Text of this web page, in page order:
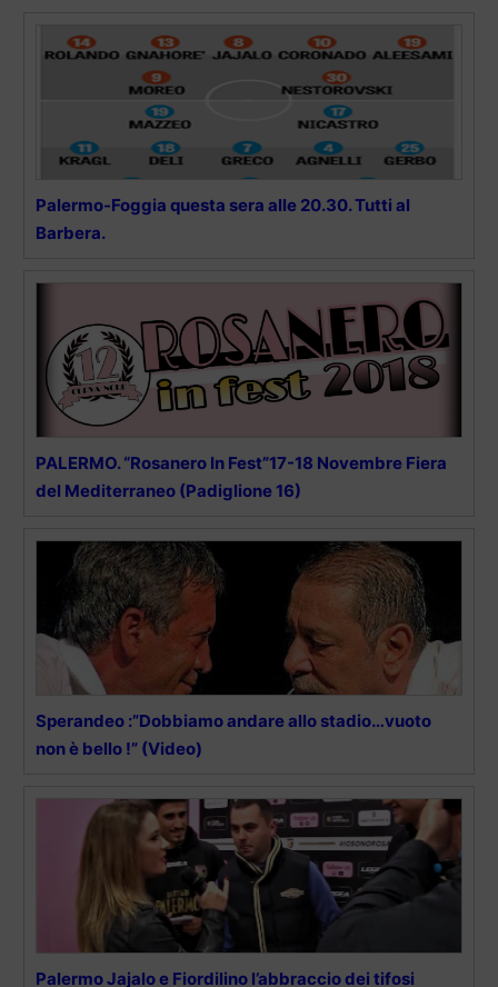
Palermo-Foggia questa sera alle 20.30. Tutti al
Barbera.
PALERMO. “Rosanero In Fest”17-18 Novembre Fiera
del Mediterraneo (Padiglione 16)
Sperandeo :”Dobbiamo andare allo stadio…vuoto
non è bello !” (Video)
Palermo Jajalo e Fiordilino l’abbraccio dei tifosi